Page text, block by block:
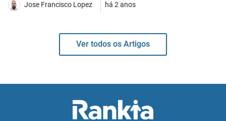
Jose Francisco Lopez há 2 anos
Ver todos os Artigos